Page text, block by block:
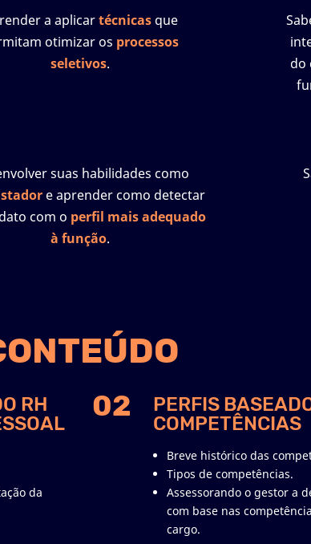
a aplicartécnicasque
otimizar os processos
seletivos.
do
suas habilidades como
e aprender como detectar
com o perfil mais adequado
à função.
RH
da
02
PERFIS
COMPETÊNCIAS
Breve histórico das
Tipos de competências.
Assessorando o gestor a
com base nas
cargo.